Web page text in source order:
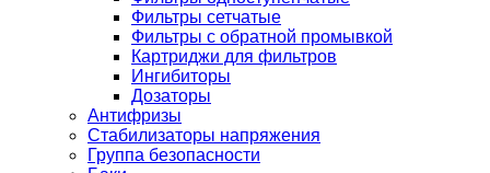
Фильтры сетчатые
Фильтры с обратной промывкой
Картриджи для фильтров
Ингибиторы
Дозаторы
Антифризы
Стабилизаторы напряжения
Группа безопасности